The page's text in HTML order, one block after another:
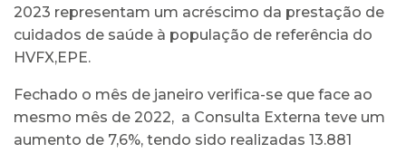
2023 representam um acréscimo da prestação de
cuidados de saúde à população de referência do
HVFX,EPE.
Fechado o mês de janeiro verifica-se que face ao
mesmo mês de 2022, a Consulta Externa teve um
aumento de 7,6%, tendo sido realizadas 13.881